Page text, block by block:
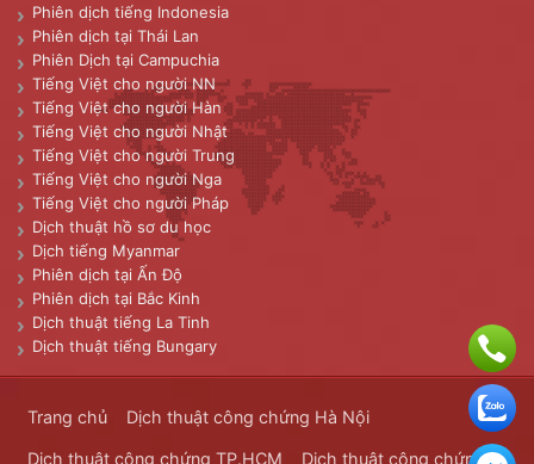
Phiên dịch tiếng Indonesia
Phiên dịch tại Thái Lan
Phiên Dịch tại Campuchia
Tiếng Việt cho người NN
Tiếng Việt cho người Hàn
Tiếng Việt cho người Nhật
Tiếng Việt cho người Trung
Tiếng Việt cho người Nga
Tiếng Việt cho người Pháp
Dịch thuật hồ sơ du học
Dịch tiếng Myanmar
Phiên dịch tại Ấn Độ
Phiên dịch tại Bắc Kinh
Dịch thuật tiếng La Tinh
Dịch thuật tiếng Bungary
Trang chủ Dịch thuật công chứng Hà Nội
Dịch thuật công chứng TP.HCM Dịch thuật công chứng